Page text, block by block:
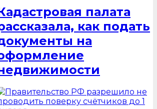
палата
как подать
на